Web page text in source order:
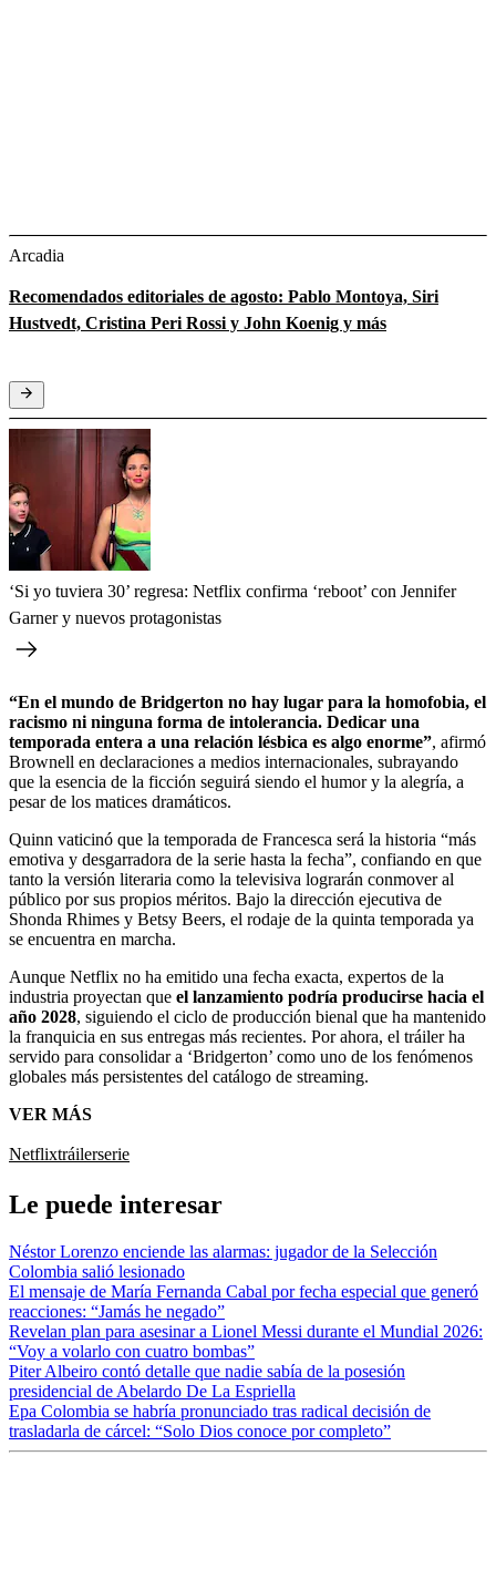
Arcadia
Recomendados editoriales de agosto: Pablo Montoya, Siri
Hustvedt, Cristina Peri Rossi y John Koenig y más
‘Si yo tuviera 30’ regresa: Netflix confirma ‘reboot’ con Jennifer
Garner y nuevos protagonistas
“En el mundo de Bridgerton no hay lugar para la homofobia, el
racismo ni ninguna forma de intolerancia. Dedicar una
temporada entera a una relación lésbica es algo enorme”, afirmó
Brownell en declaraciones a medios internacionales, subrayando
que la esencia de la ficción seguirá siendo el humor y la alegría, a
pesar de los matices dramáticos.
Quinn vaticinó que la temporada de Francesca será la historia “más
emotiva y desgarradora de la serie hasta la fecha”, confiando en que
tanto la versión literaria como la televisiva lograrán conmover al
público por sus propios méritos. Bajo la dirección ejecutiva de
Shonda Rhimes y Betsy Beers, el rodaje de la quinta temporada ya
se encuentra en marcha.
Aunque Netflix no ha emitido una fecha exacta, expertos de la
industria proyectan que el lanzamiento podría producirse hacia el
año 2028, siguiendo el ciclo de producción bienal que ha mantenido
la franquicia en sus entregas más recientes. Por ahora, el tráiler ha
servido para consolidar a ‘Bridgerton’ como uno de los fenómenos
globales más persistentes del catálogo de streaming.
VER MÁS
Netflixtráilerserie
Le puede interesar
Néstor Lorenzo enciende las alarmas: jugador de la Selección
Colombia salió lesionado
El mensaje de María Fernanda Cabal por fecha especial que generó
reacciones: “Jamás he negado”
Revelan plan para asesinar a Lionel Messi durante el Mundial 2026:
“Voy a volarlo con cuatro bombas”
Piter Albeiro contó detalle que nadie sabía de la posesión
presidencial de Abelardo De La Espriella
Epa Colombia se habría pronunciado tras radical decisión de
trasladarla de cárcel: “Solo Dios conoce por completo”